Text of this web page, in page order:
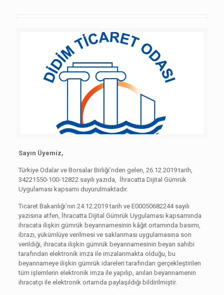
Sayın Üyemiz,
Türkiye Odalar ve Borsalar Birliği’nden gelen, 26.12.2019 tarih,
34221550-100-12822 sayılı yazıda, İhracatta Dijital Gümrük
Uygulaması kapsamı duyurulmaktadır.
Ticaret Bakanlığı’nın 24.12.2019 tarih ve E00050682244 sayılı
yazısına atfen, İhracatta Dijital Gümrük Uygulaması kapsamında
ihracata ilişkin gümrük beyannamesinin kâğıt ortamında basımı,
ibrazı, yükümlüye verilmesi ve saklanması uygulamasına son
verildiği, ihracata ilişkin gümrük beyannamesinin beyan sahibi
tarafından elektronik imza ile imzalanmakta olduğu, bu
beyannameye ilişkin gümrük idareleri tarafından gerçekleştirilen
tüm işlemlerin elektronik imza ile yapılıp, anılan beyannamenin
ihracatçı ile elektronik ortamda paylaşıldığı bildirilmiştir.